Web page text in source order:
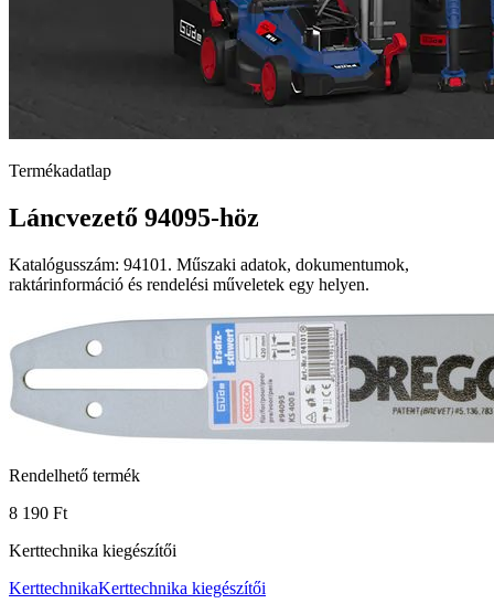
Termékadatlap
Láncvezető 94095-höz
Katalógusszám: 94101. Műszaki adatok, dokumentumok,
raktárinformáció és rendelési műveletek egy helyen.
Rendelhető termék
8 190 Ft
Kerttechnika kiegészítői
KerttechnikaKerttechnika kiegészítői